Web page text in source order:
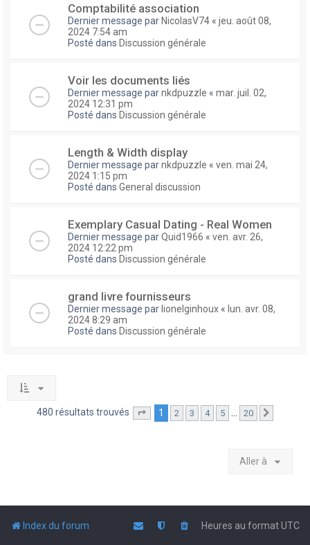
Comptabilité association
Dernier message par NicolasV74 « jeu. août 08,
2024 7:54 am
Posté dans Discussion générale
Voir les documents liés
Dernier message parnkdpuzzle « mar. juil. 02,
2024 12:31 pm
Posté dans Discussion générale
Length & Width display
Dernier message parnkdpuzzle « ven. mai 24,
2024 1:15 pm
Posté dans General discussion
Exemplary Сasual Dating - Real Women
Dernier message parQuid1966 « ven. avr. 26,
2024 12:22 pm
Posté dans Discussion générale
grand livre fournisseurs
Dernier message par lionelginhoux « lun. avr. 08,
2024 8:29 am
Posté dans Discussion générale
480 résultats trouvés Page sur20
1 2 3 4 5 … 20
Aller à
Index du forum Heures au formatUTC